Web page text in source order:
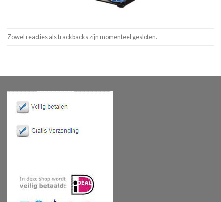
Zowel reacties als trackbacks zijn momenteel gesloten.